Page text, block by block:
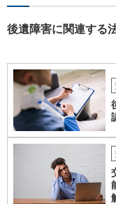
ャラクターの問題もある
合によっては交渉を任せ
後遺障害に関連する